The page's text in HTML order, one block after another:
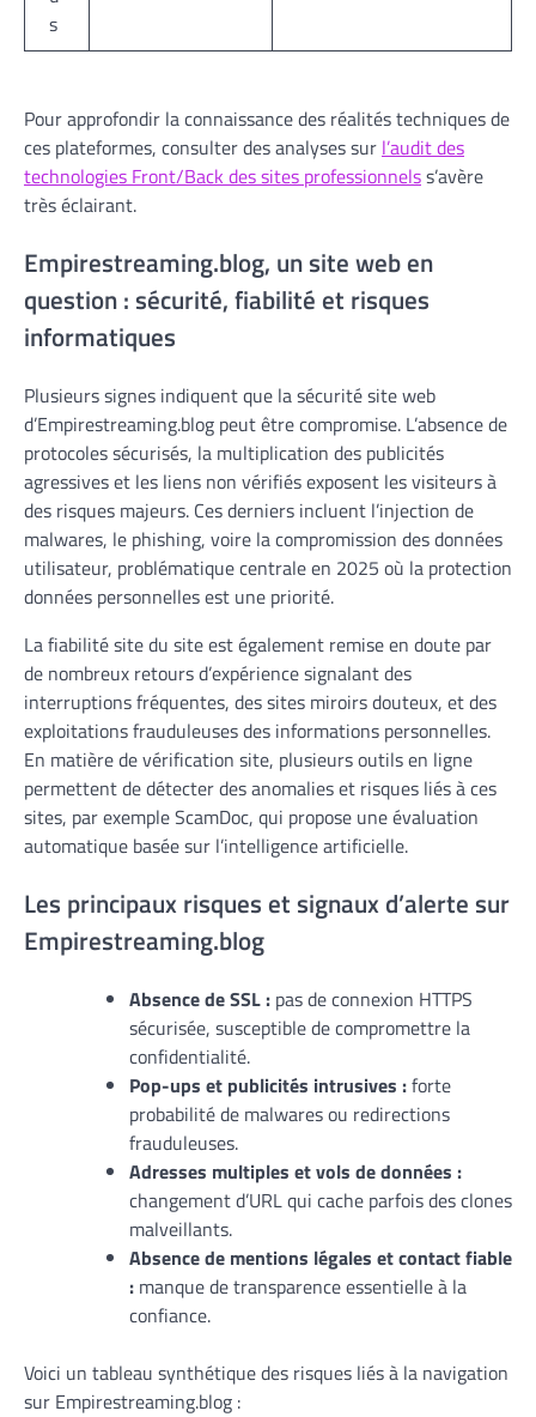
s
Pour approfondir la connaissance des réalités techniques de
ces plateformes, consulter des analyses sur l’audit des
technologies Front/Back des sites professionnelss’avère
très éclairant.
Empirestreaming.blog, un site web en
question : sécurité, fiabilité et risques
informatiques
Plusieurs signes indiquent que la sécurité site web
d’Empirestreaming.blog peut être compromise. L’absence de
protocoles sécurisés, la multiplication des publicités
agressives et les liens non vérifiés exposent les visiteurs à
des risques majeurs. Ces derniers incluent l’injection de
malwares, le phishing, voire la compromission des données
utilisateur, problématique centrale en 2025 où la protection
données personnelles est une priorité.
La fiabilité site du site est également remise en doute par
de nombreux retours d’expérience signalant des
interruptions fréquentes, des sites miroirs douteux, et des
exploitations frauduleuses des informations personnelles.
En matière de vérification site, plusieurs outils en ligne
permettent de détecter des anomalies et risques liés à ces
sites, par exemple ScamDoc, qui propose une évaluation
automatique basée sur l’intelligence artificielle.
Les principaux risques et signaux d’alerte sur
Empirestreaming.blog
Absence de SSL : pas de connexion HTTPS
sécurisée, susceptible de compromettre la
confidentialité.
Pop-ups et publicités intrusives :forte
probabilité de malwares ou redirections
frauduleuses.
Adresses multiples et vols de données :
changement d’URL qui cache parfois des clones
malveillants.
Absence de mentions légales et contact fiable
: manque de transparence essentielle à la
confiance.
Voici un tableau synthétique des risques liés à la navigation
sur Empirestreaming.blog :